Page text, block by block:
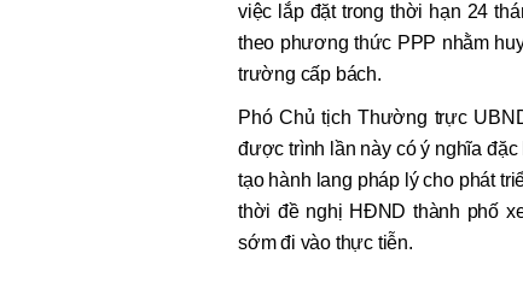
việc lắp đặt trong thời hạn 24
theo phương thức PPP nhằm
trường cấp bách.
Phó Chủ tịch Thường trực
được trình lần này có ý nghĩa đặc
tạo hành lang pháp lý cho phát
thời đề nghị HĐND thành phố
sớm đi vào thực tiễn.